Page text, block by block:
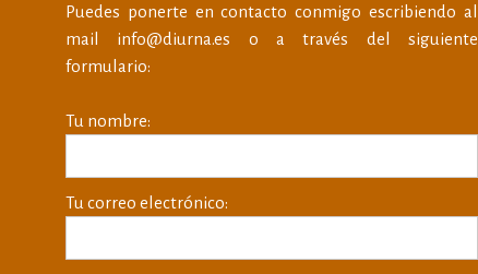
Puedes ponerte en contacto conmigo escribiendo al
mail info@diurna.es o a través del siguiente
formulario:
Tu nombre:
Tu correo electrónico: